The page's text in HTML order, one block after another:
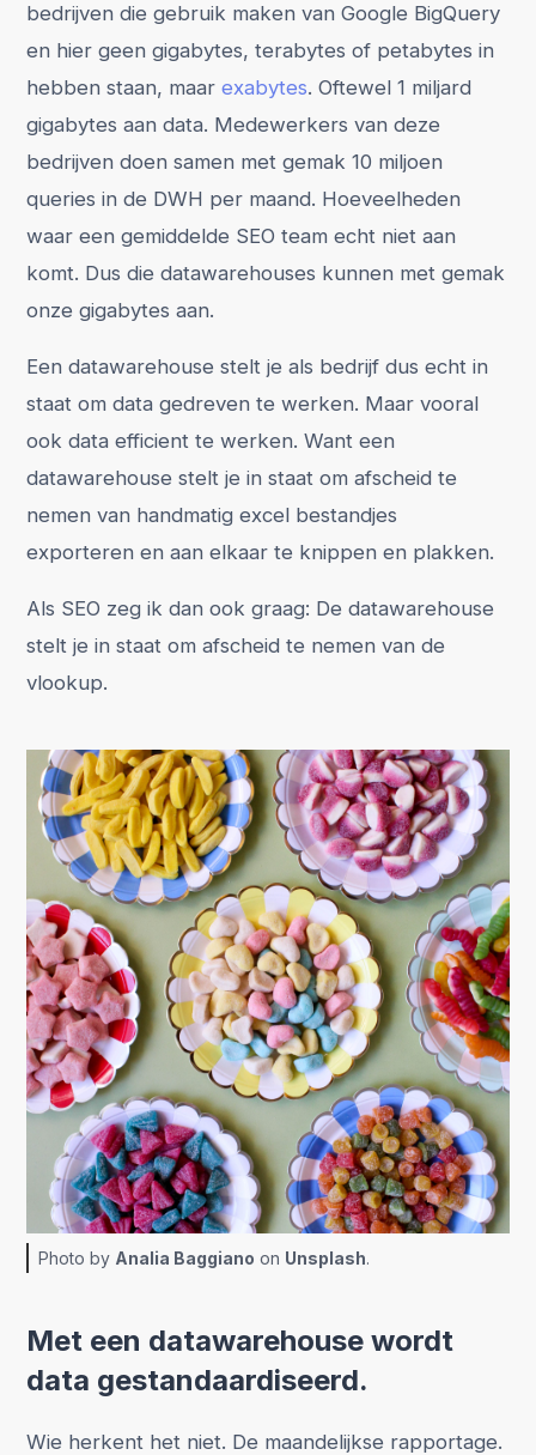
bedrijven die gebruik maken van Google BigQuery
en hier geen gigabytes, terabytes of petabytes in
hebben staan, maarexabytes. Oftewel 1 miljard
gigabytes aan data. Medewerkers van deze
bedrijven doen samen met gemak 10 miljoen
queries in de DWH per maand. Hoeveelheden
waar een gemiddelde SEO team echt niet aan
komt. Dus die datawarehouses kunnen met gemak
onze gigabytes aan.
Een datawarehouse stelt je als bedrijf dus echt in
staat om data gedreven te werken. Maar vooral
ook data efficient te werken. Want een
datawarehouse stelt je in staat om afscheid te
nemen van handmatig excel bestandjes
exporteren en aan elkaar te knippen en plakken.
Als SEO zeg ik dan ook graag: De datawarehouse
stelt je in staat om afscheid te nemen van de
vlookup.
Photo by Analia Baggiano on Unsplash.
Met een datawarehouse wordt
data gestandaardiseerd.
Wie herkent het niet. De maandelijkse rapportage.